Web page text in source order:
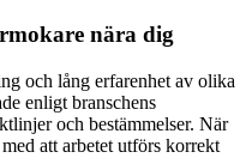
nära dig
och lång erfarenhet av olika
enligt branschens
och bestämmelser. När
att arbetet utförs korrekt